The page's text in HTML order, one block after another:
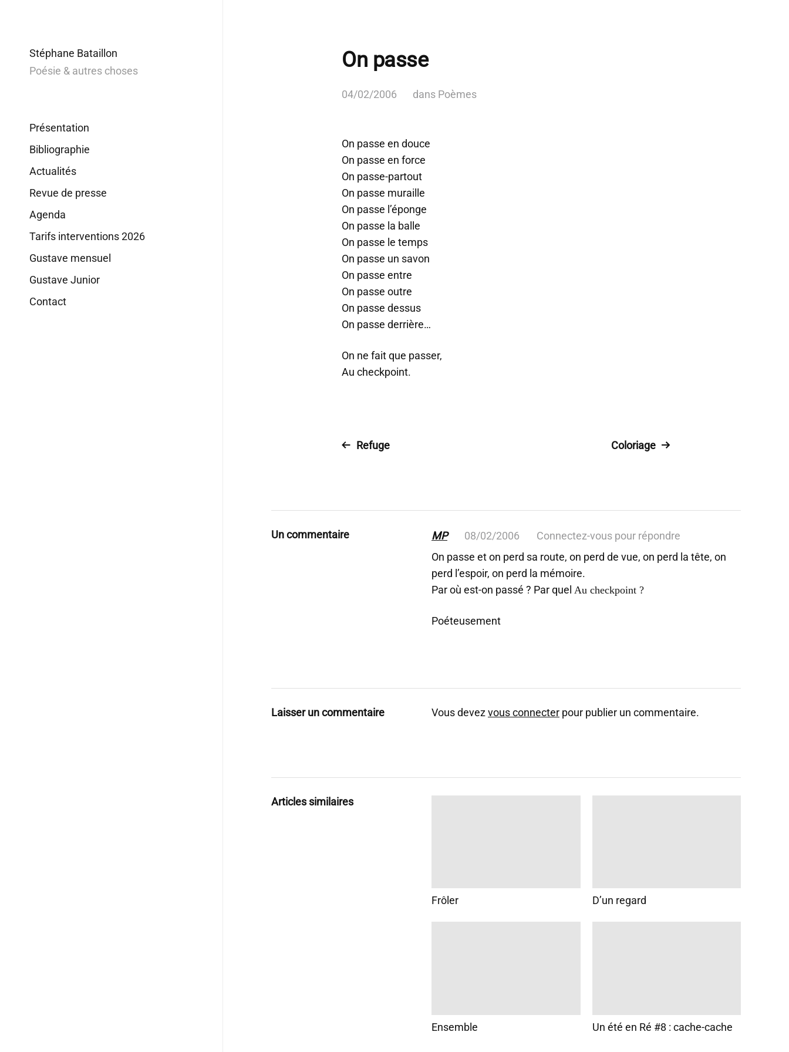
Stéphane Bataillon
Poésie & autres choses
Présentation
Bibliographie
Actualités
Revue de presse
Agenda
Tarifs interventions 2026
Gustave mensuel
Gustave Junior
Contact
On passe
04/02/2006 dans Poèmes
On passe en douce
On passe en force
On passe-partout
On passe muraille
On passe l’éponge
On passe la balle
On passe le temps
On passe un savon
On passe entre
On passe outre
On passe dessus
On passe derrière…
On ne fait que passer,
Au checkpoint.
Refuge Coloriage
Un commentaire MP 08/02/2006
Connectez-vous pour répondre
On passe et on perd sa route, on perd de vue, on perd la tête, on
perd l’espoir, on perd la mémoire.
Par où est-on passé ? Par quel Au checkpoint ?
Poéteusement
Laisser un commentaire Vous devezvous connecter pour publier un commentaire.
Articles similaires
Frôler D’un regard
Ensemble Un été en Ré #8 : cache-cache